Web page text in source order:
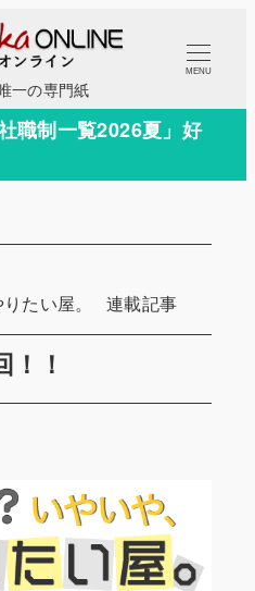
一の専門紙
MENU
職制一覧2026夏」好
！
たい屋。 カテゴリー
連載記事